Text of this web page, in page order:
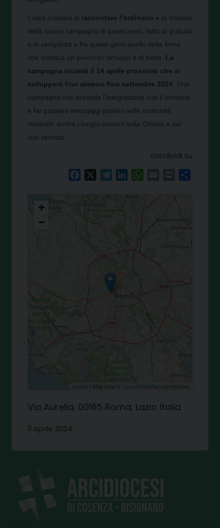
L’idea creativa di raccontare l’ordinario è la mission
della nuova campagna di quest’anno, fatto di gratuità
e di semplicità e fra questi gesti quello della firma
che innesca un percorso virtuoso e di bene. La
campagna inizierà il 14 aprile prossimo che si
svilupperà fino almeno fino settembre 2024. Una
campagna che prevede l’integrazione con il territorio
e far passare messaggi positivi nelle comunità
sfatando anche i luoghi comuni sulla Chiesa e sul
suo servizio.
condividi su
FacebookTelegramLinkedInWhatsAppPrint
Al via la campagna nazionale 8xmille
+
−
Leaflet | Map data © OpenStreetMap contributors
Via Aurelia, 00165 Roma, Lazio Italia
11 Aprile 2024